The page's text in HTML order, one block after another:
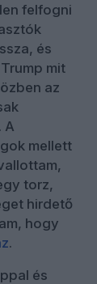
felfogni
és
mit
az
A
mellett
torz,
hirdető
hogy
.
és